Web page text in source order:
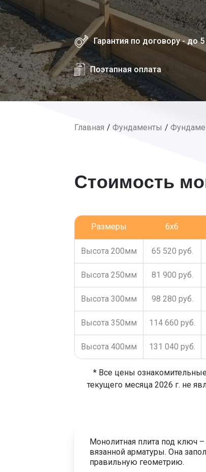
Гарантия по договору - до 5
Поэтапная оплата
Главная Фундаменты
Стоимость
Размеры 6x6
Высота 200мм 65 520 руб.
Высота 250мм 81 900 руб.
Высота 300мм 98 280 руб.
Высота 350мм 114 660 руб.
Высота 400мм 131 040 руб.
* Все цены
текущего месяца 2026 г. не
Монолитная плита под ключ –
вязанной арматуры. Она
правильную геометрию.